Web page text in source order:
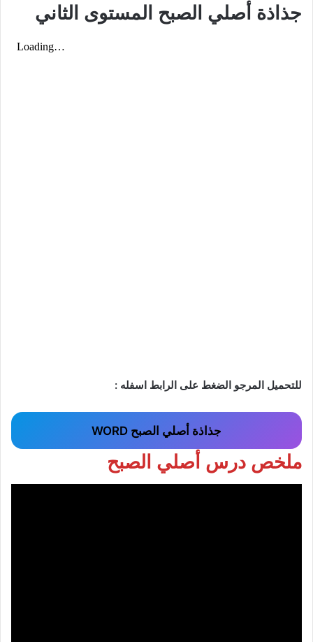
جذاذة أصلي الصبح المستوى الثاني
للتحميل المرجو الضغط على الرابط اسفله :
جذاذة أصلي الصبح WORD
ملخص درس أصلي الصبح